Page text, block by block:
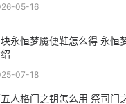
05-16
永恒梦魇便鞋怎么得 永恒
07-18
人格门之钥怎么用 祭司门